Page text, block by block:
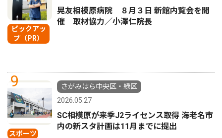
ピックアッ
プ（PR）
晃友相模原病院 ８月３日 新館内覧会を開
催 取材協力／小澤仁院長
9
スポーツ
さがみはら中央区・緑区
2026.05.27
SC相模原が来季J2ライセンス取得 海老名市
内の新スタ計画は11月までに提出